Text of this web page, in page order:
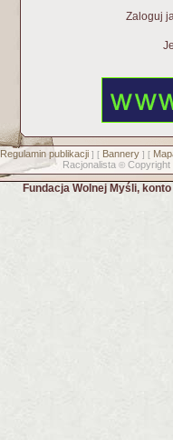
Zaloguj
Regulamin publikacji] [ Bannery] [
Racjonalista © Copyright
Fundacja Wolnej Myśli,